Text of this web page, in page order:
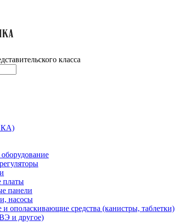
класса
платы
панели
насосы
средства (канистры, таблетки)
и другое)